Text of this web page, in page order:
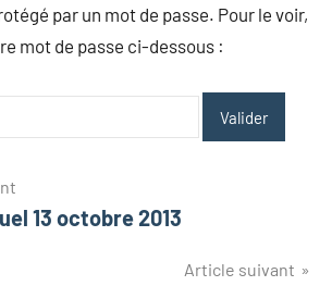
par un mot de passe. Pour le voir,
mot de passe ci-dessous :
13 octobre 2013
Article suivant